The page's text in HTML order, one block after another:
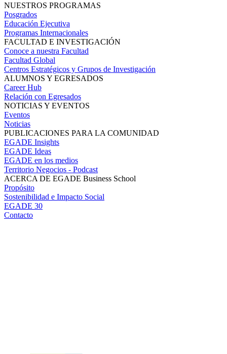
NUESTROS PROGRAMAS
Posgrados
Educación Ejecutiva
Programas Internacionales
FACULTAD E INVESTIGACIÓN
Conoce a nuestra Facultad
Facultad Global
Centros Estratégicos y Grupos de Investigación
ALUMNOS Y EGRESADOS
Career Hub
Relación con Egresados
NOTICIAS Y EVENTOS
Eventos
Noticias
PUBLICACIONES PARA LA COMUNIDAD
EGADE Insights
EGADE Ideas
EGADE en los medios
Territorio Negocios - Podcast
ACERCA DE EGADE Business School
Propósito
Sostenibilidad e Impacto Social
EGADE 30
Contacto